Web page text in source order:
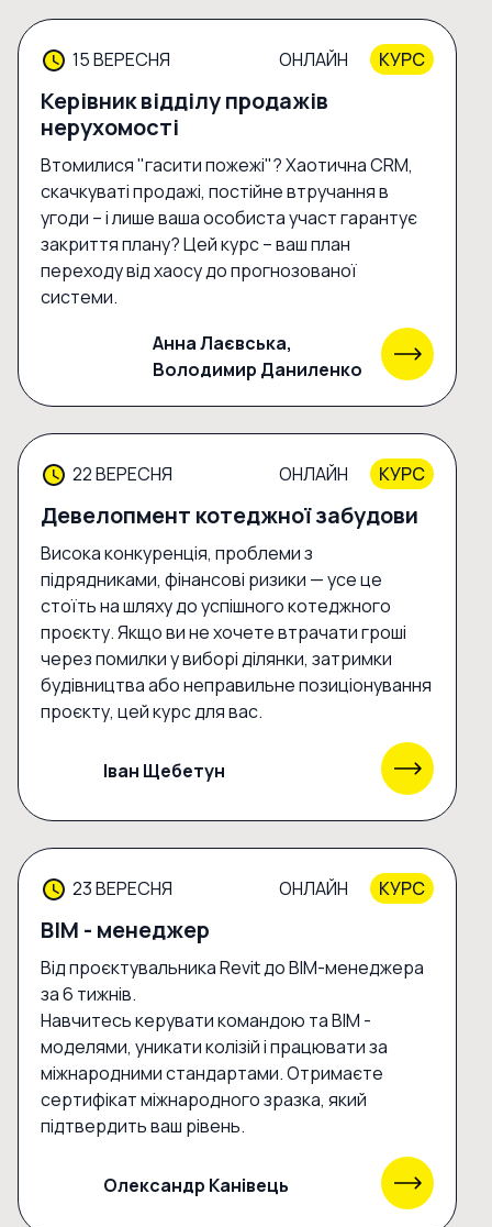
15 ВЕРЕСНЯ ОНЛАЙН КУРС
Керівник відділу продажів
нерухомості
Втомилися "гасити пожежі"? Хаотична CRM,
скачкуваті продажі, постійне втручання в
угоди – і лише ваша особиста участ гарантує
закриття плану? Цей курс – ваш план
переходу від хаосу до прогнозованої
системи.
Анна Лаєвська,
Володимир Даниленко
22 ВЕРЕСНЯ ОНЛАЙН КУРС
Девелопмент котеджної забудови
Висока конкуренція, проблеми з
підрядниками, фінансові ризики — усе це
стоїть на шляху до успішного котеджного
проєкту. Якщо ви не хочете втрачати гроші
через помилки у виборі ділянки, затримки
будівництва або неправильне позиціонування
проєкту, цей курс для вас.
Іван Щебетун
23 ВЕРЕСНЯ ОНЛАЙН КУРС
BIM - менеджер
Від проєктувальника Revit до BIM-менеджера
за 6 тижнів.
Навчитесь керувати командою та BIM -
моделями, уникати колізій і працювати за
міжнародними стандартами. Отримаєте
сертифікат міжнародного зразка, який
підтвердить ваш рівень.
Олександр Канівець